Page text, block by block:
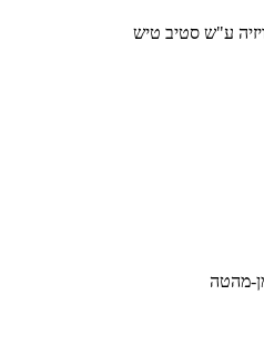
ע"ש סטיב טיש
מהטה